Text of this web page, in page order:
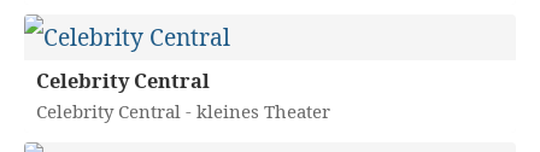
Celebrity Central
Celebrity Central - kleines Theater